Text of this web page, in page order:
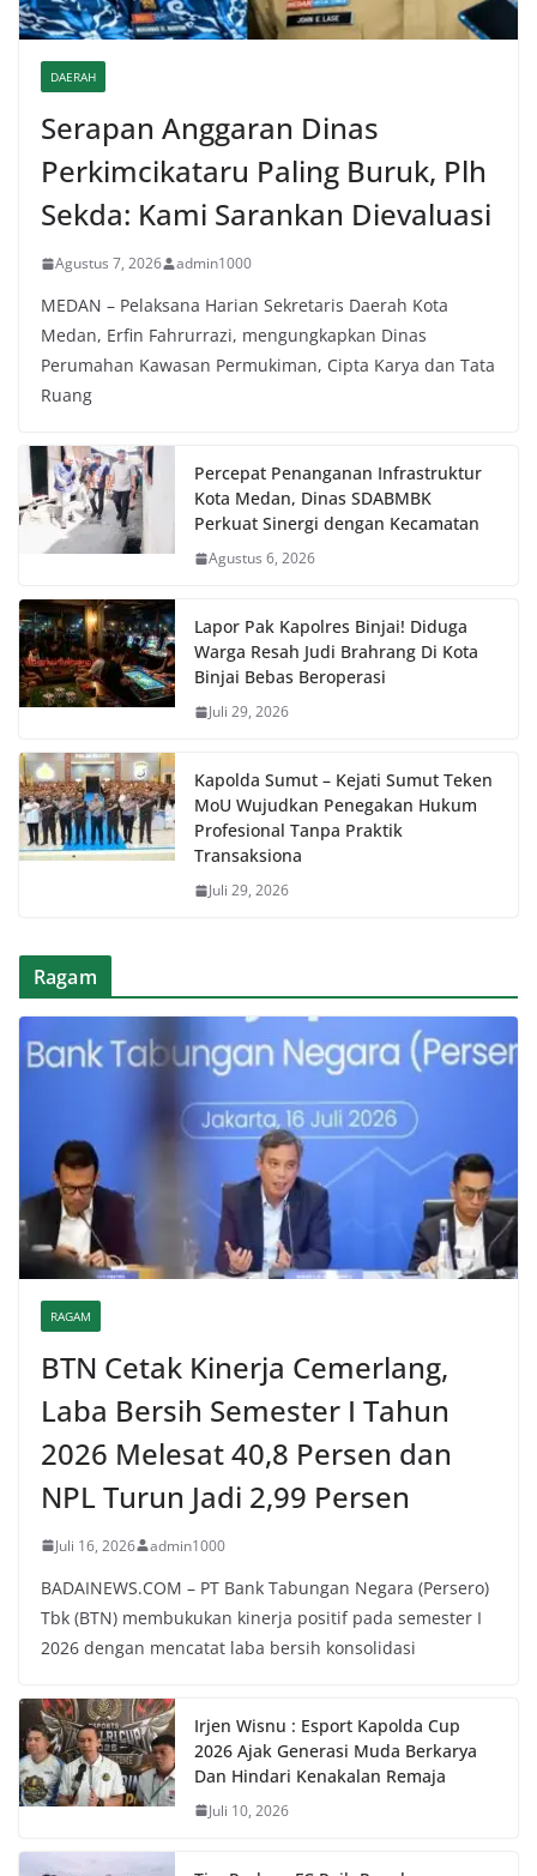
DAERAH
Serapan Anggaran Dinas
Perkimcikataru Paling Buruk, Plh
Sekda: Kami Sarankan Dievaluasi
Agustus 7, 2026 admin1000
MEDAN – Pelaksana Harian Sekretaris Daerah Kota
Medan, Erfin Fahrurrazi, mengungkapkan Dinas
Perumahan Kawasan Permukiman, Cipta Karya dan Tata
Ruang
Percepat Penanganan Infrastruktur
Kota Medan, Dinas SDABMBK
Perkuat Sinergi dengan Kecamatan
Agustus 6, 2026
Lapor Pak Kapolres Binjai! Diduga
Warga Resah Judi Brahrang Di Kota
Binjai Bebas Beroperasi
Juli 29, 2026
Kapolda Sumut – Kejati Sumut Teken
MoU Wujudkan Penegakan Hukum
Profesional Tanpa Praktik
Transaksiona
Juli 29, 2026
Ragam
RAGAM
BTN Cetak Kinerja Cemerlang,
Laba Bersih Semester I Tahun
2026 Melesat 40,8 Persen dan
NPL Turun Jadi 2,99 Persen
Juli 16, 2026 admin1000
BADAINEWS.COM – PT Bank Tabungan Negara (Persero)
Tbk (BTN) membukukan kinerja positif pada semester I
2026 dengan mencatat laba bersih konsolidasi
Irjen Wisnu : Esport Kapolda Cup
2026 Ajak Generasi Muda Berkarya
Dan Hindari Kenakalan Remaja
Juli 10, 2026